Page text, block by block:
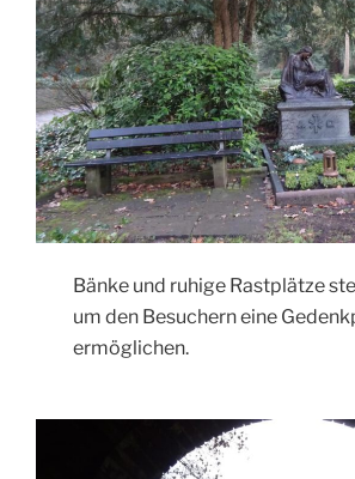
Bänke und ruhige Rastplätze
um den Besuchern eine
ermöglichen.